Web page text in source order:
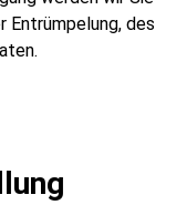
Entrümpelung, des